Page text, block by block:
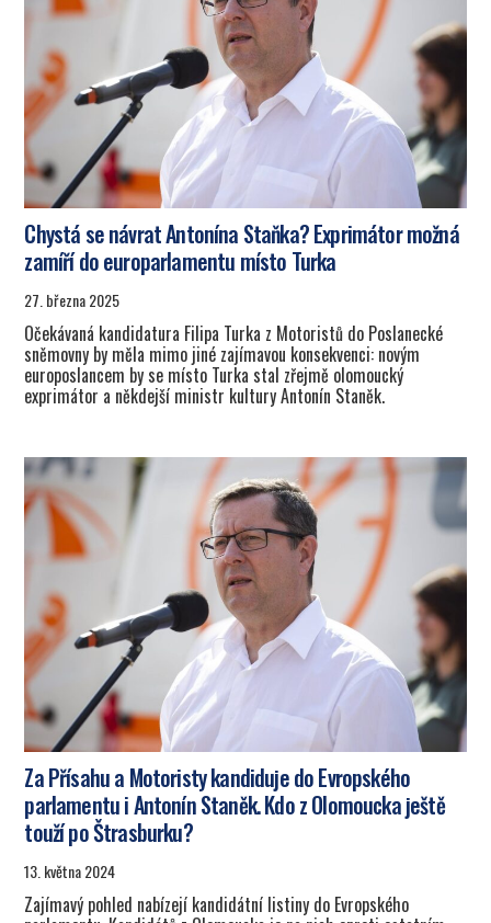
Chystá se návrat Antonína Staňka? Exprimátor možná
zamíří do europarlamentu místo Turka
27. března 2025
Očekávaná kandidatura Filipa Turka z Motoristů do Poslanecké
sněmovny by měla mimo jiné zajímavou konsekvenci: novým
europoslancem by se místo Turka stal zřejmě olomoucký
exprimátor a někdejší ministr kultury Antonín Staněk.
Za Přísahu a Motoristy kandiduje do Evropského
parlamentu i Antonín Staněk. Kdo z Olomoucka ještě
touží po Štrasburku?
13. května 2024
Zajímavý pohled nabízejí kandidátní listiny do Evropského